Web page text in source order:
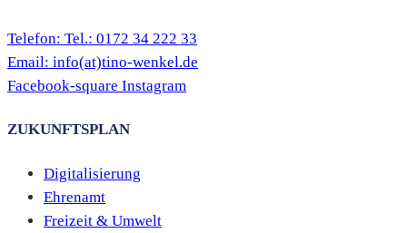
Telefon: Tel.: 0172 34 222 33
Email: info(at)tino-wenkel.de
Facebook-square Instagram
ZUKUNFTSPLAN
Digitalisierung
Ehrenamt
Freizeit & Umwelt